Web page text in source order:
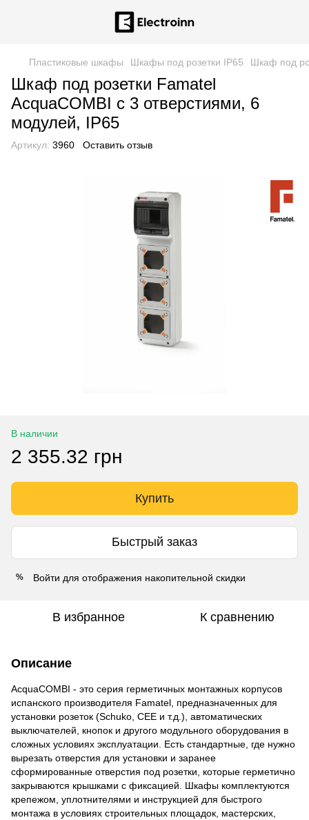
Пластиковые шкафы Шкафы под розетки IP65 Шкаф под
Шкаф под розетки Famatel
AcquaCOMBI с 3 отверстиями, 6
модулей, IP65
Артикул: 3960 Оставить отзыв
В наличии
2 355.32 грн
Купить
Быстрый заказ
% Войти для отображения накопительной скидки
В избранное К сравнению
Описание
AcquaCOMBI - это серия герметичных монтажных корпусов
испанского производителя Famatel, предназначенных для
установки розеток (Schuko, CEE и т.д.), автоматических
выключателей, кнопок и другого модульного оборудования в
сложных условиях эксплуатации. Есть стандартные, где нужно
вырезать отверстия для установки и заранее
сформированные отверстия под розетки, которые герметично
закрываются крышками с фиксацией. Шкафы комплектуются
крепежом, уплотнителями и инструкцией для быстрого
монтажа в условиях строительных площадок, мастерских,